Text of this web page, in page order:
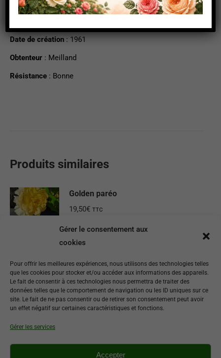
Gérer le consentement aux
cookies
Pour offrir les meilleures expériences, nous utilisons des technologies telles
que les cookies pour stocker et/ou accéder aux informations des appareils.
Le fait de consentir à ces technologies nous permettra de traiter des
données telles que le comportement de navigation ou les ID uniques sur ce
site. Le fait de ne pas consentir ou de retirer son consentement peut avoir
un effet négatif sur certaines caractéristiques et fonctions.
Gérer les services
Accepter
Date de création : 1961
Obtenteur : Meilland
Résistance : Bonne
Produits similaires
Golden paréo
19,50€ TTC
Inès Sastre
19,50€ TTC
Ajouter au panier
16,90€ TTC